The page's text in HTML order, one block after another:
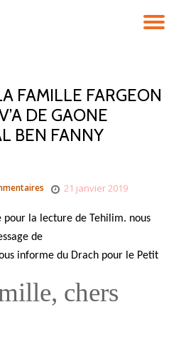
FAMILLE FARGEON
DE GAONE
BEN FANNY
21 janvier 2019
pour la lecture de Tehilim. nous
de
informe du Drach pour le Petit
chers